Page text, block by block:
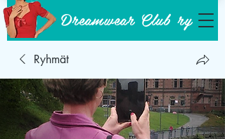
Dreamwear Club ry
Ryhmät